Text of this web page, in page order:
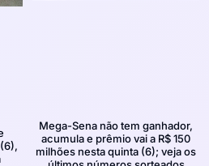
Mega-Sena não tem ganhador,
acumula e prêmio vai a R$ 150
milhões nesta quinta (6); veja os